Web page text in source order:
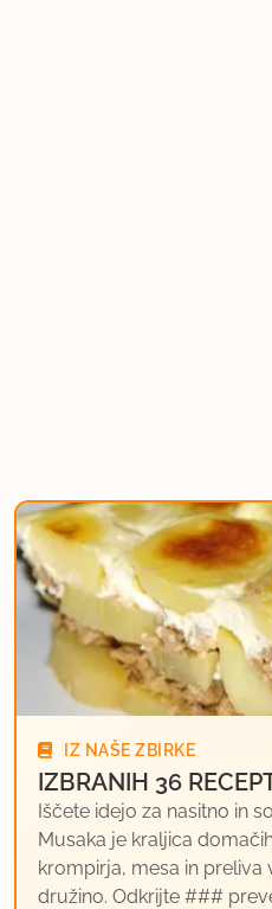
IZ NAŠE ZBIRKE
IZBRANIH 36
Iščete idejo za nasitno in
Musaka je kraljica
krompirja, mesa in preliva
družino. Odkrijte ###